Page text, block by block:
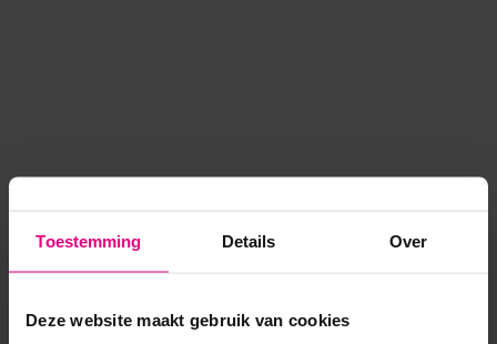
Toestemming Details Over
Deze website maakt gebruik van cookies